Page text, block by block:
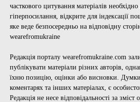
часткового цитування матеріалів
гіперпосилання, відкрите для індексації
яке веде безпосередньо на відповідну
wearefromukraine
Редакція порталу wearefromukraine.com
публікувати матеріали різних авторів,
їхню позицію, оцінки або висновки. Думки,
коментарях та інших матеріалах, є
Редакція не несе відповідальності за зміст